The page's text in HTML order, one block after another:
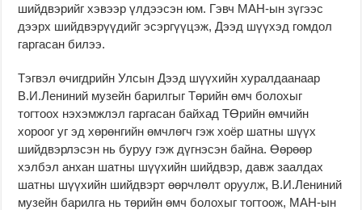
шийдвэрийг хэвээр үлдээсэн юм. Гэвч МАН-ын зүгээс
дээрх шийдвэрүүдийг эсэргүүцэж, Дээд шүүхэд гомдол
гаргасан билээ.
Тэгвэл өчигдрийн Улсын Дээд шүүхийн хуралдаанаар
В.И.Лениний музейн барилгыг Төрийн өмч болохыг
тогтоох нэхэмжлэл гаргасан байхад ТӨрийн өмчийн
хороог уг эд хөрөнгийн өмчлөгч гэж хоёр шатны шүүх
шийдвэрлэсэн нь буруу гэж дүгнэсэн байна. Өөрөөр
хэлбэл анхан шатны шүүхийн шийдвэр, давж заалдах
шатны шүүхийн шийдвэрт өөрчлөлт оруулж, В.И.Лениний
музейн барилга нь төрийн өмч болохыг тогтоож, МАН-ын